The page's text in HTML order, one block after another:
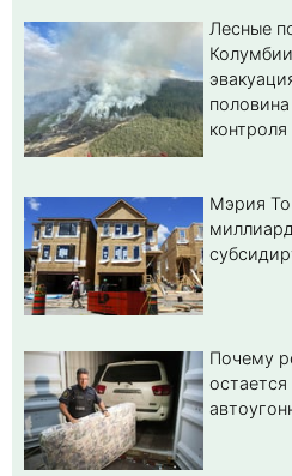
Лесные
контроля
Мэрия
Почему